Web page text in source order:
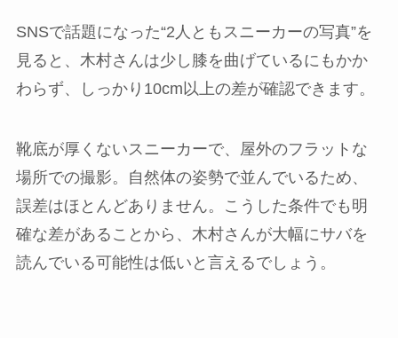
SNSで話題になった“2人ともスニーカーの写真”を
見ると、木村さんは少し膝を曲げているにもかか
わらず、しっかり10cm以上の差が確認できます。
靴底が厚くないスニーカーで、屋外のフラットな
場所での撮影。自然体の姿勢で並んでいるため、
誤差はほとんどありません。こうした条件でも明
確な差があることから、木村さんが大幅にサバを
読んでいる可能性は低いと言えるでしょう。